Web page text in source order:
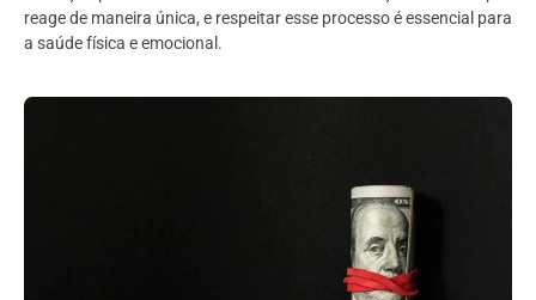
reage de maneira única, e respeitar esse processo é essencial para
a saúde física e emocional.